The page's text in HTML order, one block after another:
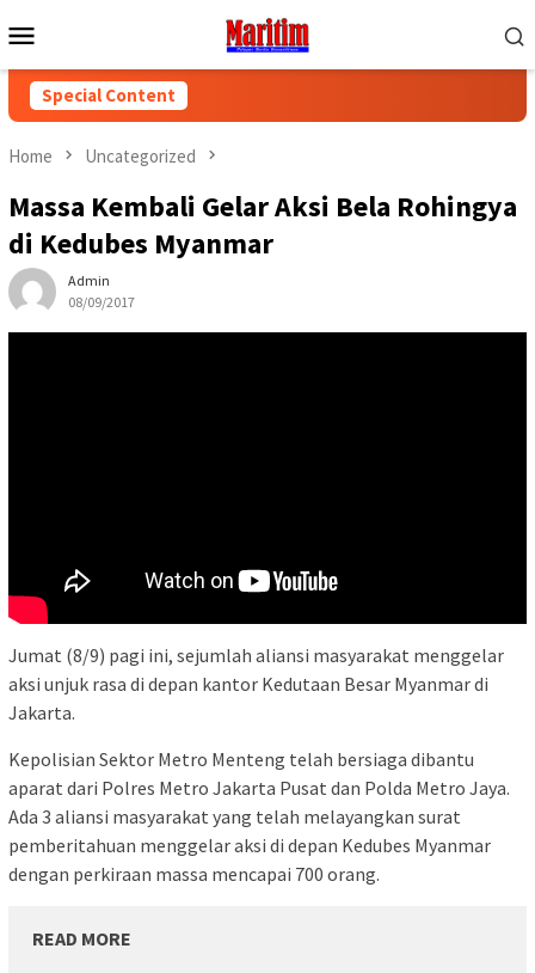
to
Menu
Special Content
Home Uncategorized
Massa Kembali Gelar Aksi Bela Rohingya
di Kedubes Myanmar
Admin
08/09/2017
Jumat (8/9) pagi ini, sejumlah aliansi masyarakat menggelar
aksi unjuk rasa di depan kantor Kedutaan Besar Myanmar di
Jakarta.
Kepolisian Sektor Metro Menteng telah bersiaga dibantu
aparat dari Polres Metro Jakarta Pusat dan Polda Metro Jaya.
Ada 3 aliansi masyarakat yang telah melayangkan surat
pemberitahuan menggelar aksi di depan Kedubes Myanmar
dengan perkiraan massa mencapai 700 orang.
READ MORE